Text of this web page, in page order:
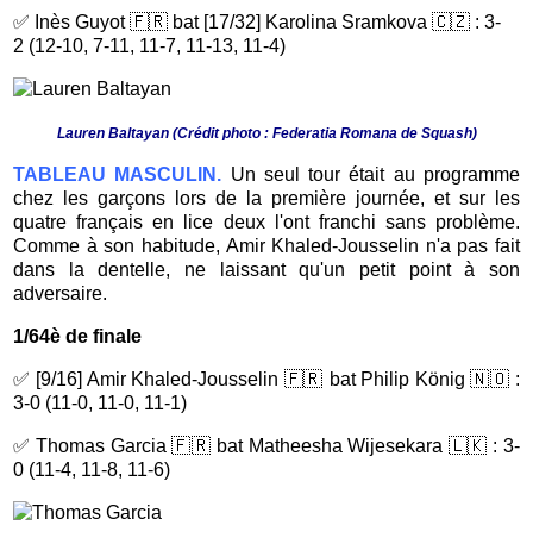
✅ Inès Guyot 🇫🇷 bat [17/32] Karolina Sramkova 🇨🇿 : 3-
2 (12-10, 7-11, 11-7, 11-13, 11-4)
Lauren Baltayan (Crédit photo : Federatia Romana de Squash)
TABLEAU MASCULIN. Un seul tour était au programme
chez les garçons lors de la première journée, et sur les
quatre français en lice deux l'ont franchi sans problème.
Comme à son habitude, Amir Khaled-Jousselin n'a pas fait
dans la dentelle, ne laissant qu'un petit point à son
adversaire.
1/64è de finale
✅ [9/16] Amir Khaled-Jousselin 🇫🇷 bat Philip König 🇳🇴 :
3-0 (11-0, 11-0, 11-1)
✅ Thomas Garcia 🇫🇷 bat Matheesha Wijesekara 🇱🇰 : 3-
0 (11-4, 11-8, 11-6)